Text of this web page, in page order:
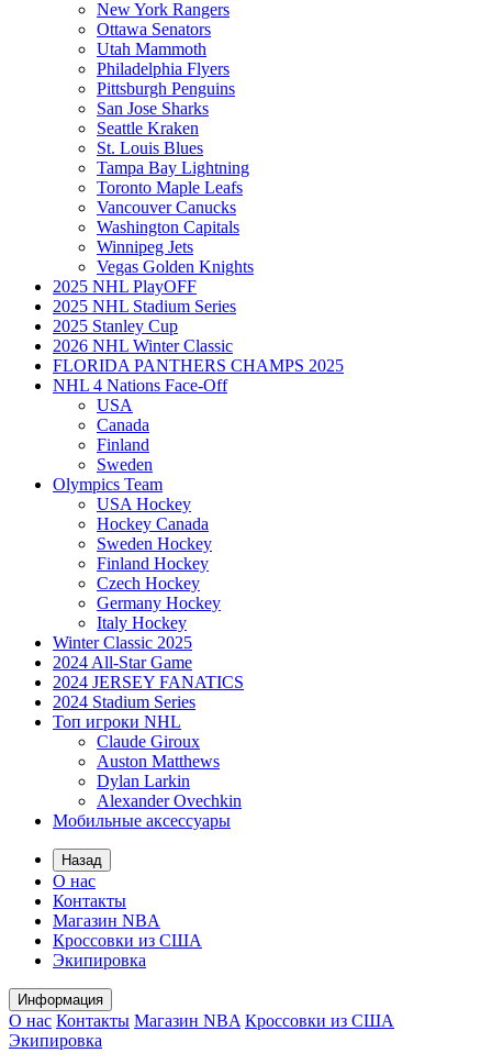
New York Rangers
Ottawa Senators
Utah Mammoth
Philadelphia Flyers
Pittsburgh Penguins
San Jose Sharks
Seattle Kraken
St. Louis Blues
Tampa Bay Lightning
Toronto Maple Leafs
Vancouver Canucks
Washington Capitals
Winnipeg Jets
Vegas Golden Knights
2025 NHL PlayOFF
2025 NHL Stadium Series
2025 Stanley Cup
2026 NHL Winter Classic
FLORIDA PANTHERS CHAMPS 2025
NHL 4 Nations Face-Off
USA
Canada
Finland
Sweden
Olympics Team
USA Hockey
Hockey Canada
Sweden Hockey
Finland Hockey
Czech Hockey
Germany Hockey
Italy Hockey
Winter Classic 2025
2024 All-Star Game
2024 JERSEY FANATICS
2024 Stadium Series
Топ игроки NHL
Claude Giroux
Auston Matthews
Dylan Larkin
Alexander Ovechkin
Мобильные аксессуары
Назад
О нас
Контакты
Магазин NBA
Кроссовки из США
Экипировка
Информация
О нас Контакты Магазин NBA Кроссовки из США
Экипировка